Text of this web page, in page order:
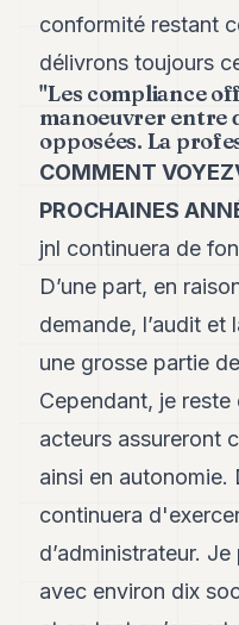
11
Andy
10
Andy
9
Andy
8
7
Andy
6
Andy
3
FINANCE
ART
DE
VIVRE
conformité restant
délivrons toujours
"Les compliance
manoeuvrer entre
opposées. La
COMMENT
PROCHAINES
jnl continuera de
D’une part, en
demande, l’audit
une grosse partie
Cependant, je
acteurs assureront
ainsi en autonomie.
continuera
d’administrateur.
avec environ dix